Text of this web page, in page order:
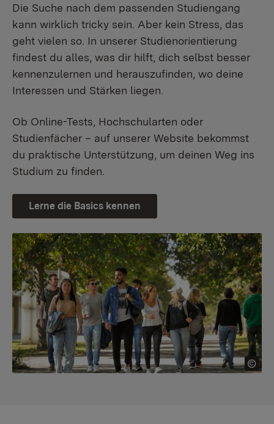
Die Suche nach dem passenden Studiengang
kann wirklich tricky sein. Aber kein Stress, das
geht vielen so. In unserer Studienorientierung
findest du alles, was dir hilft, dich selbst besser
kennenzulernen und herauszufinden, wo deine
Interessen und Stärken liegen.
Ob Online-Tests, Hochschularten oder
Studienfächer – auf unserer Website bekommst
du praktische Unterstützung, um deinen Weg ins
Studium zu finden.
Lerne die Basics kennen